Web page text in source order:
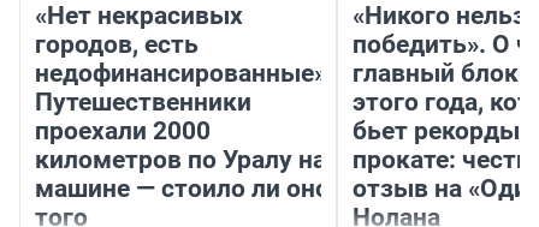
«Нет некрасивых
городов, есть
недофинансированные».
Путешественники
проехали 2000
километров по Уралу на
машине — стоило ли оно
того
«Никого нельзя
победить». О
главный
этого года,
бьет рекорды в
прокате:
отзыв на
Нолана